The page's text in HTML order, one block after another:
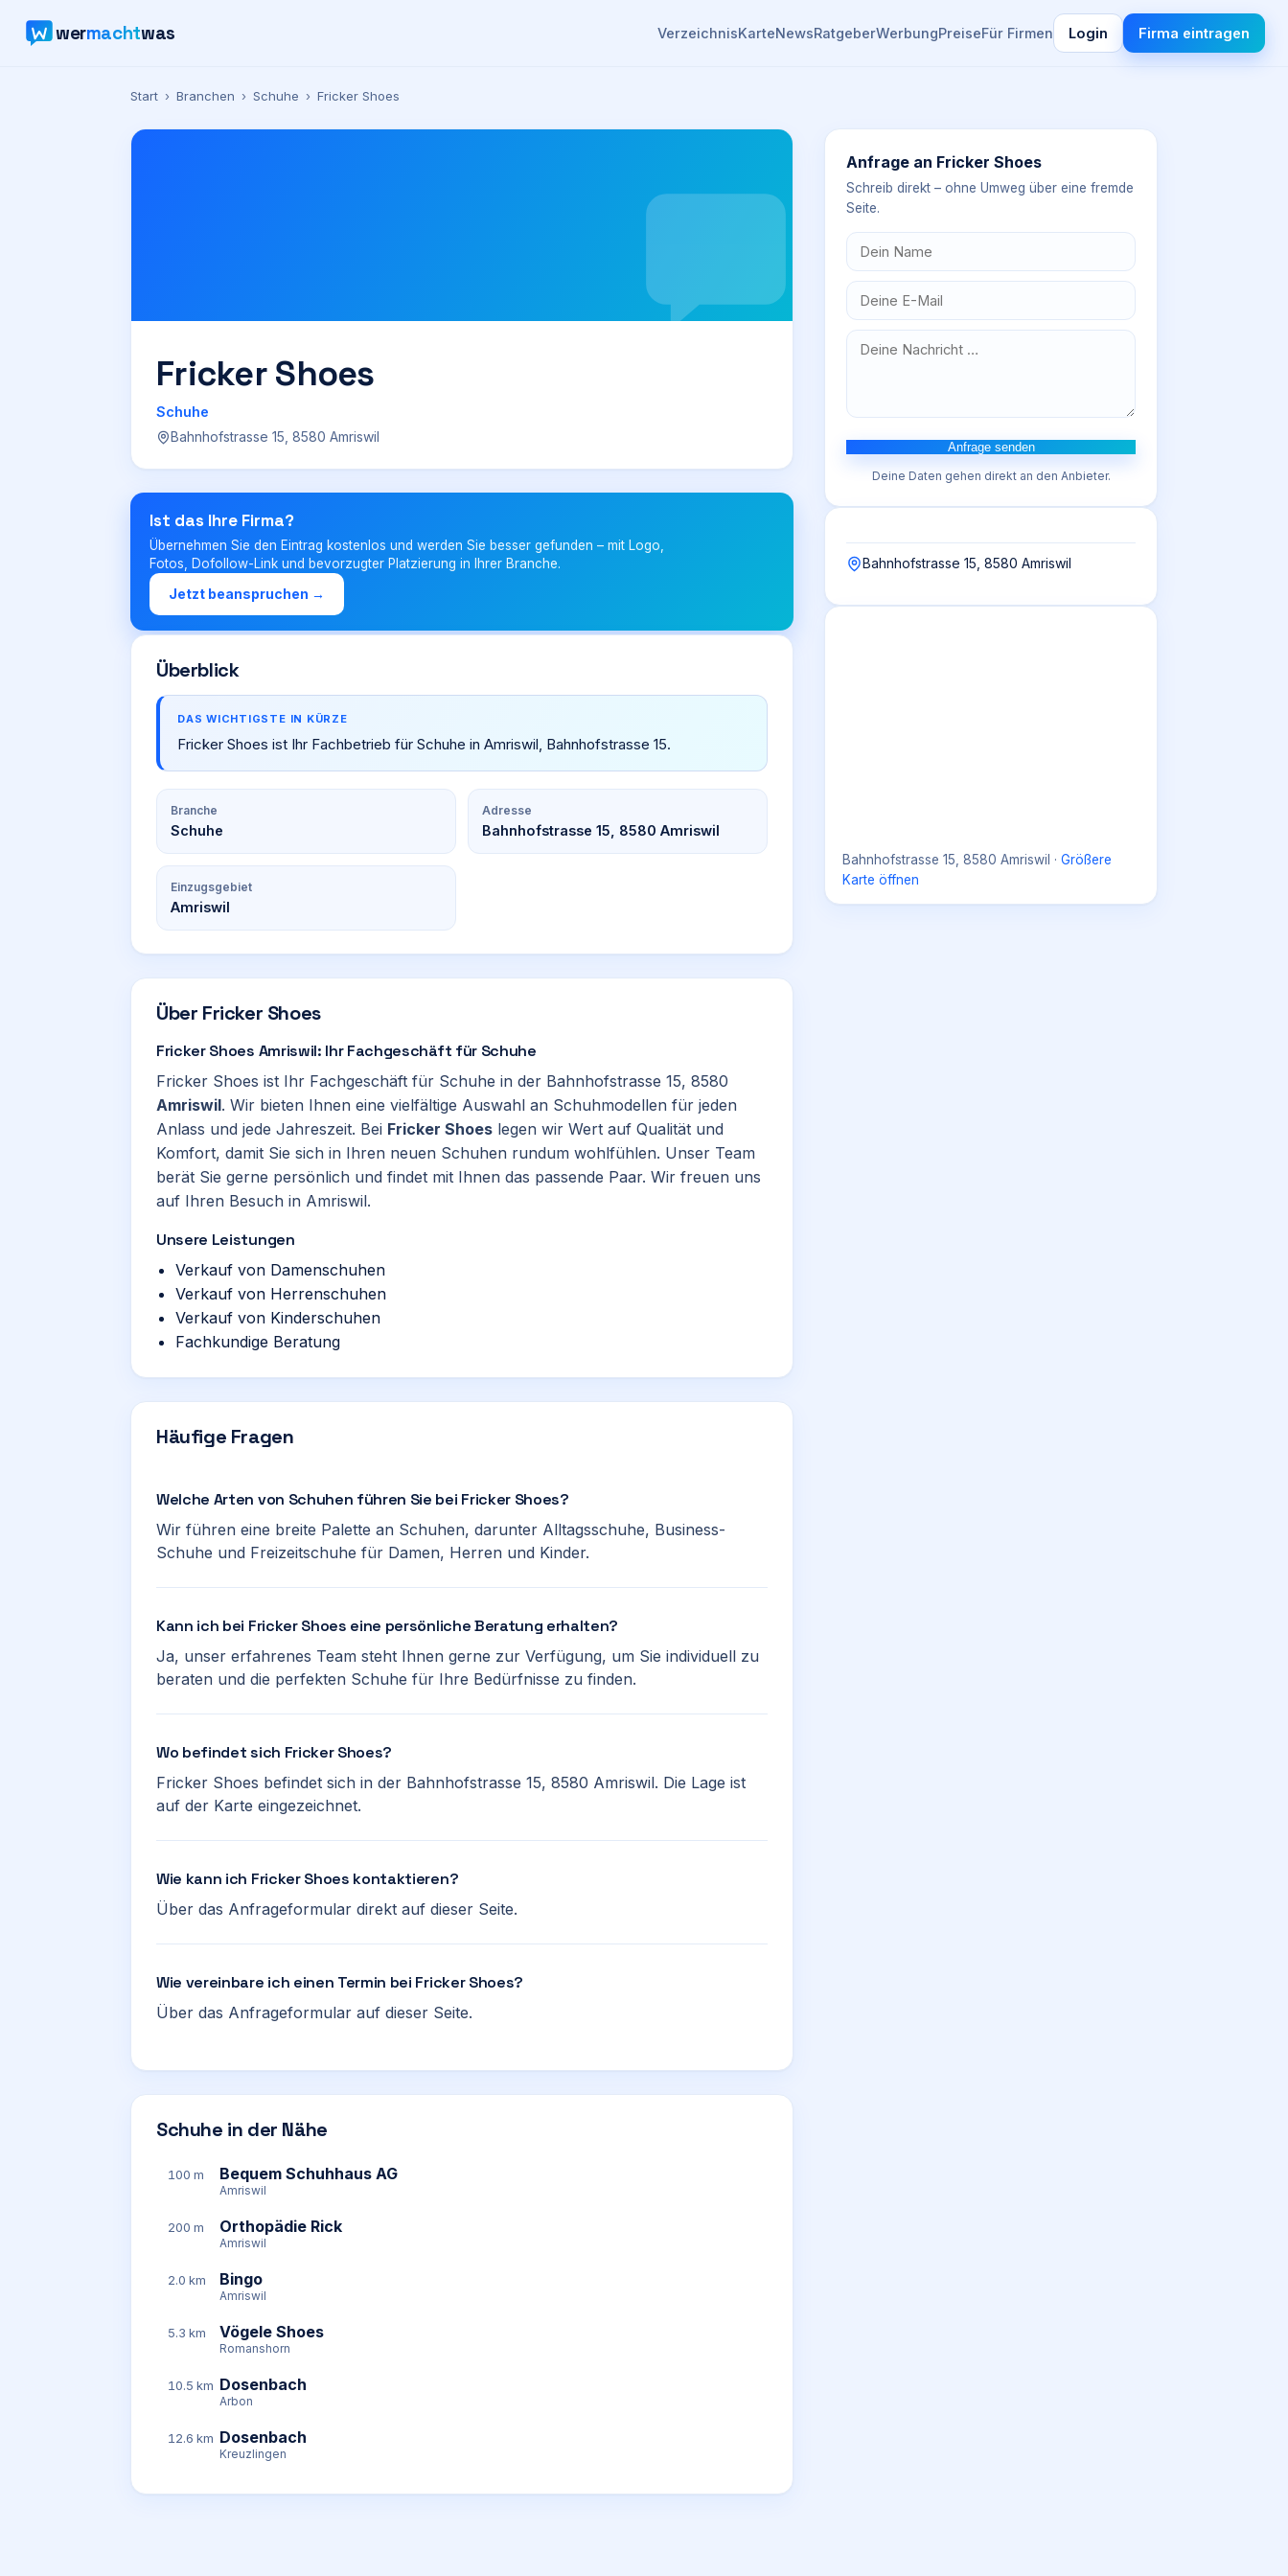
wermachtwas VerzeichnisKarteNewsRatgeberWerbungPreiseFür Firmen Login Firma eintragen
Start › Branchen › Schuhe › Fricker Shoes
Fricker Shoes
Schuhe
Bahnhofstrasse 15, 8580 Amriswil
Ist das Ihre Firma?
Übernehmen Sie den Eintrag kostenlos und werden Sie besser gefunden – mit Logo,
Fotos, Dofollow-Link und bevorzugter Platzierung in Ihrer Branche.
Jetzt beanspruchen →
Überblick
DAS WICHTIGSTE IN KÜRZE
Fricker Shoes ist Ihr Fachbetrieb für Schuhe in Amriswil, Bahnhofstrasse 15.
Branche
Schuhe
Adresse
Bahnhofstrasse 15, 8580 Amriswil
Einzugsgebiet
Amriswil
Über Fricker Shoes
Fricker Shoes Amriswil: Ihr Fachgeschäft für Schuhe
Fricker Shoes ist Ihr Fachgeschäft für Schuhe in der Bahnhofstrasse 15, 8580
Amriswil. Wir bieten Ihnen eine vielfältige Auswahl an Schuhmodellen für jeden
Anlass und jede Jahreszeit. Bei Fricker Shoes legen wir Wert auf Qualität und
Komfort, damit Sie sich in Ihren neuen Schuhen rundum wohlfühlen. Unser Team
berät Sie gerne persönlich und findet mit Ihnen das passende Paar. Wir freuen uns
auf Ihren Besuch in Amriswil.
Unsere Leistungen
Verkauf von Damenschuhen
Verkauf von Herrenschuhen
Verkauf von Kinderschuhen
Fachkundige Beratung
Häufige Fragen
Welche Arten von Schuhen führen Sie bei Fricker Shoes?
Wir führen eine breite Palette an Schuhen, darunter Alltagsschuhe, Business-
Schuhe und Freizeitschuhe für Damen, Herren und Kinder.
Kann ich bei Fricker Shoes eine persönliche Beratung erhalten?
Ja, unser erfahrenes Team steht Ihnen gerne zur Verfügung, um Sie individuell zu
beraten und die perfekten Schuhe für Ihre Bedürfnisse zu finden.
Wo befindet sich Fricker Shoes?
Fricker Shoes befindet sich in der Bahnhofstrasse 15, 8580 Amriswil. Die Lage ist
auf der Karte eingezeichnet.
Wie kann ich Fricker Shoes kontaktieren?
Über das Anfrageformular direkt auf dieser Seite.
Wie vereinbare ich einen Termin bei Fricker Shoes?
Über das Anfrageformular auf dieser Seite.
Schuhe in der Nähe
100 m Bequem Schuhhaus AG
Amriswil
200 m Orthopädie Rick
Amriswil
2.0 km Bingo
Amriswil
5.3 km Vögele Shoes
Romanshorn
10.5 km Dosenbach
Arbon
12.6 km Dosenbach
Kreuzlingen
Anfrage an Fricker Shoes
Schreib direkt – ohne Umweg über eine fremde
Seite.
Anfrage senden
Deine Daten gehen direkt an den Anbieter.
Bahnhofstrasse 15, 8580 Amriswil
Bahnhofstrasse 15, 8580 Amriswil · Größere
Karte öffnen